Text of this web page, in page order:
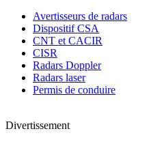
Avertisseurs de radars
Dispositif CSA
CNT et CACIR
CISR
Radars Doppler
Radars laser
Permis de conduire
Divertissement